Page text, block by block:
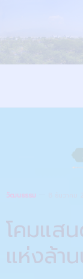
วัฒนธรรม
โคมแส
แห่งล้า